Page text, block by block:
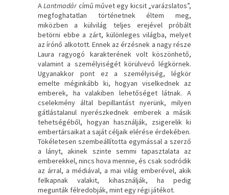
ALantmadárcímű művet egy kicsit „varázslatos”,
megfoghatatlan történetnek éltem meg,
miközben a külvilág teljes erejével próbált
betörni ebbe a zárt, különleges világba, melyet
az írónő alkotott. Ennek az érzésnek a nagy része
Laura ragyogó karakterének volt köszönhető,
valamint a személyiségét körülvevő légkörnek.
Ugyanakkor pont ez a személyiség, légkör
emelte méginkább ki, hogyan viselkednek az
emberek, ha valakiben lehetőséget látnak. A
cselekmény által bepillantást nyerünk, milyen
gátlástalanul nyerészkednek emberek a másik
tehetségéből, hogyan használják, zsigerelik ki
embertársaikat a saját céljaik elérése érdekében.
Tökéletesen szembeállította egymással a szerző
a lányt, akinek szinte semmi tapasztalata az
emberekkel, nincs hova mennie, és csak sodródik
az árral, a médiával, a mai világ emberével, akik
felkapnak valakit, kihasználják, ha pedig
megunták félredobják, mint egy régi játékot.